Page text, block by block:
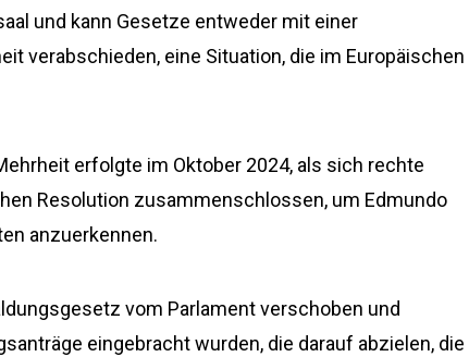
und kann Gesetze entweder mit einer
verabschieden, eine Situation, die im Europäischen
erfolgte im Oktober 2024, als sich rechte
Resolution zusammenschlossen, um Edmundo
anzuerkennen.
vom Parlament verschoben und
eingebracht wurden, die darauf abzielen, die